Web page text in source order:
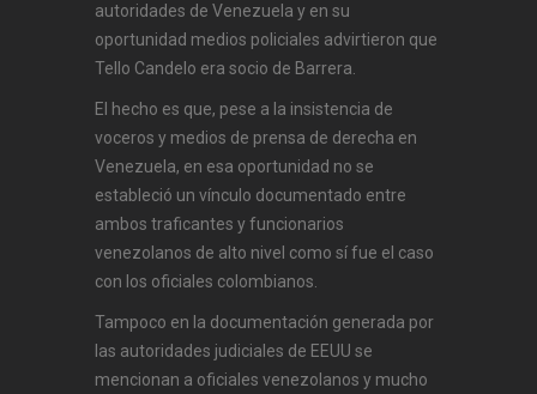
autoridades de Venezuela y en su
oportunidad medios policiales advirtieron que
Tello Candelo era socio de Barrera.
El hecho es que, pese a la insistencia de
voceros y medios de prensa de derecha en
Venezuela, en esa oportunidad no se
estableció un vínculo documentado entre
ambos traficantes y funcionarios
venezolanos de alto nivel como sí fue el caso
con los oficiales colombianos.
Tampoco en la documentación generada por
las autoridades judiciales de EEUU se
mencionan a oficiales venezolanos y mucho